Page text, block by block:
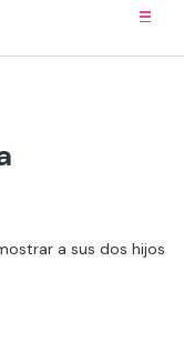
a sus dos hijos